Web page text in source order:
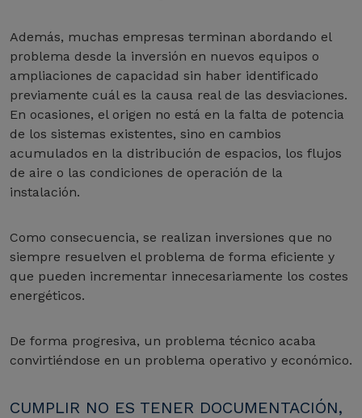
Además, muchas empresas terminan abordando el
problema desde la inversión en nuevos equipos o
ampliaciones de capacidad sin haber identificado
previamente cuál es la causa real de las desviaciones.
En ocasiones, el origen no está en la falta de potencia
de los sistemas existentes, sino en cambios
acumulados en la distribución de espacios, los flujos
de aire o las condiciones de operación de la
instalación.
Como consecuencia, se realizan inversiones que no
siempre resuelven el problema de forma eficiente y
que pueden incrementar innecesariamente los costes
energéticos.
De forma progresiva, un problema técnico acaba
convirtiéndose en un problema operativo y económico.
CUMPLIR NO ES TENER DOCUMENTACIÓN,